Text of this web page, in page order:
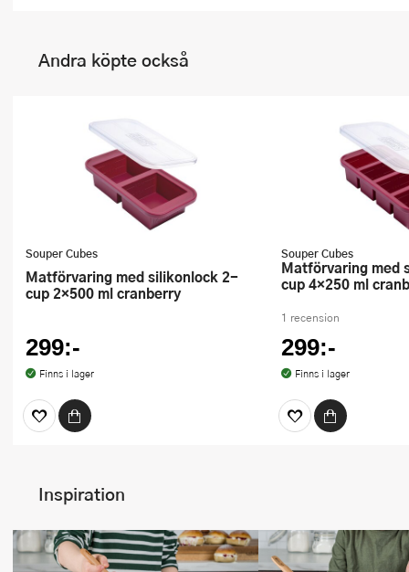
Andra köpte också
Souper Cubes
Matförvaring med silikonlock 2-
cup 2×500 ml cranberry
299:-
Finns i lager
Souper Cubes
Matförvaring med silikonlock 1-
cup 4×250 ml
1 recension
299:-
Finns i lager
Inspiration